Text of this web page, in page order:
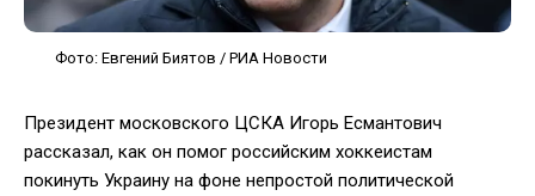
Фото: Евгений Биятов / РИА Новости
Президент московского ЦСКА Игорь Есмантович
рассказал, как он помог российским хоккеистам
покинуть Украину на фоне непростой политической